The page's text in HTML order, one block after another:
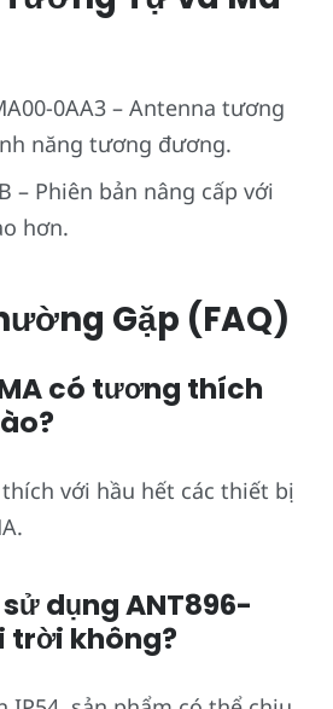
0AA3 – Antenna tương
năng tương đương.
– Phiên bản nâng cấp với
hơn.
Gặp (FAQ)
có tương thích
với hầu hết các thiết bị
dụng ANT896-
trời không?